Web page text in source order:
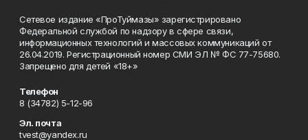
Сетевое издание «ПроТуймазы» зарегистрировано
Федеральной службой по надзору в сфере связи,
информационных технологий и массовых коммуникаций от
26.04.2019. Регистрационный номер СМИ ЭЛ № ФС 77-75680.
Запрещено для детей «18+»
Телефон
8 (34782) 5-12-96
Эл. почта
tvest@yandex.ru